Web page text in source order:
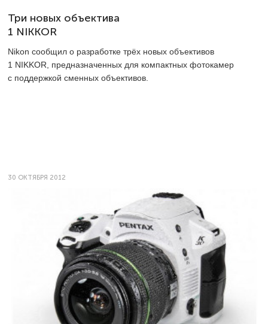
Три новых объектива
1 NIKKOR
Nikon сообщил о разработке трёх новых объективов
1 NIKKOR, предназначенных для компактных фотокамер
с поддержкой сменных объективов.
30 ОКТЯБРЯ 2012